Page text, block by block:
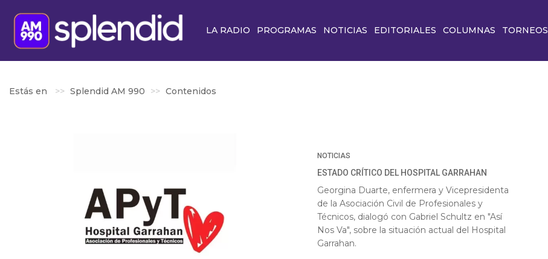
LA RADIO PROGRAMAS NOTICIAS EDITORIALES COLUMNAS TORNEOS
Estás en Splendid AM 990 Contenidos
NOTICIAS
ESTADO CRÍTICO DEL HOSPITAL GARRAHAN
Georgina Duarte, enfermera y Vicepresidenta
de la Asociación Civil de Profesionales y
Técnicos, dialogó con Gabriel Schultz en "Así
Nos Va", sobre la situación actual del Hospital
Garrahan.